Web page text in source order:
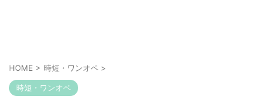
HOME > 時短・ワンオペ >
時短・ワンオペ